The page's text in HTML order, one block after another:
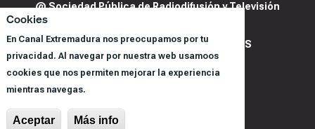
Cookies
En Canal Extremadura nos preocupamos por tu
privacidad. Al navegar por nuestra web usamoos
cookies que nos permiten mejorar la experiencia
mientras navegas.
Aceptar Más info
@ Sociedad Pública de Radiodifusión y Televisión
POLITICA DE PRIVACIDAD Y COOKIES